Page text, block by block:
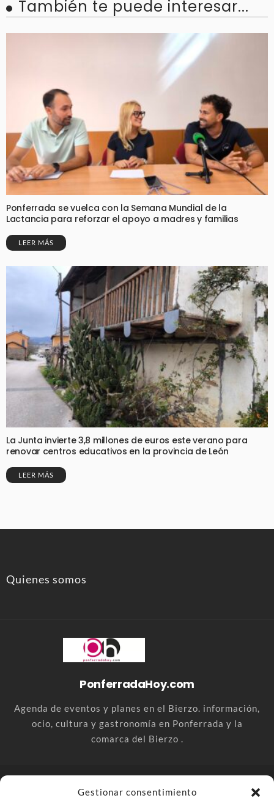
Gestionar consentimiento
También te puede interesar...
Ponferrada se vuelca con la Semana Mundial de la
Lactancia para reforzar el apoyo a madres y familias
LEER MÁS
La Junta invierte 3,8 millones de euros este verano para
renovar centros educativos en la provincia de León
LEER MÁS
Quienes somos
PonferradaHoy.com
Agenda de eventos y planes en el Bierzo. información,
ocio, cultura y gastronomía en Ponferrada y la
comarca del Bierzo .